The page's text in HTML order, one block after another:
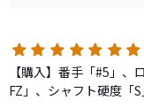
【購入】番手「#5」、
FZ」、シャフト硬度「S